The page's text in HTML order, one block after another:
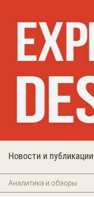
Новости и публикации
Аналитика и обзоры